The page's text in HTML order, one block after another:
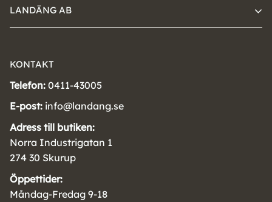
LANDÄNG AB
KONTAKT
Telefon: 0411-43005
E-post: info@landang.se
Adress till butiken:
Norra Industrigatan 1
274 30 Skurup
Öppettider:
Måndag-Fredag 9-18